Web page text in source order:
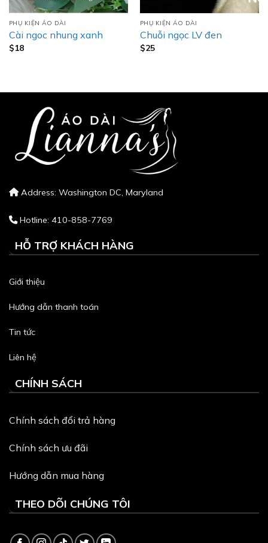
PHỤ KIỆN ÁO DÀI
Cài ngoc nhung xanh
$18
PHỤ KIỆN ÁO DÀI
Chuỗi ngọc LV đen
$25
Address: Washington DC, Maryland
Hotline: 410-858-7769
HỖ TRỢ KHÁCH HÀNG
Giới thiệu
Hướng dẫn thanh toán
Tin tức
Liên hệ
CHÍNH SÁCH
Chính sách đổi trả hàng
Chính sách ưu đãi
Hướng dẫn mua hàng
THEO DÕI CHÚNG TÔI